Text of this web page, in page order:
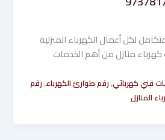
لكل أعمال الكهرباء المنزلية
منازل من أهم الخدمات
فني كهربائي,رقم طوارئ الكهرباء,رقم
المنازل